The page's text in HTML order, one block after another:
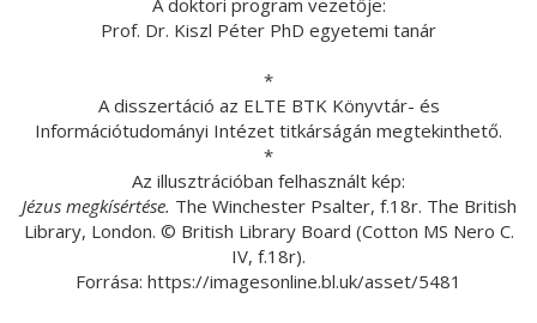
A doktori program vezetője:
Prof. Dr. Kiszl Péter PhD egyetemi tanár
*
A disszertáció az ELTE BTK Könyvtár- és
Információtudományi Intézet titkárságán megtekinthető.
*
Az illusztrációban felhasznált kép:
Jézus megkísértése. The Winchester Psalter, f.18r. The British
Library, London. © British Library Board (Cotton MS Nero C.
IV, f.18r).
Forrása: https://imagesonline.bl.uk/asset/5481